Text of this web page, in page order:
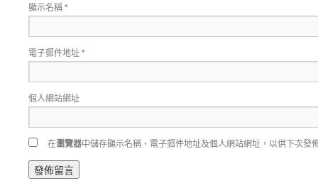
顯示名稱*
電子郵件地址*
個人網站網址
在瀏覽器中儲存顯示名稱、電子郵件地址及個人網站網址，以供下次發